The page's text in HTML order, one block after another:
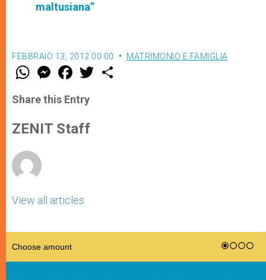
maltusiana”
FEBBRAIO 13, 2012 00:00 MATRIMONIO E FAMIGLIA
W
t
s
p
p
M
e
s
e
g
e
F
a
e
b
o
k
w
Share this Entry
ZENIT Staff
View all articles